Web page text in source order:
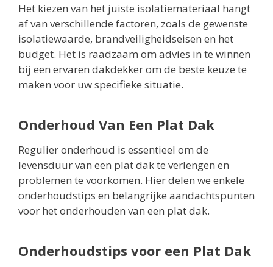
Het kiezen van het juiste isolatiemateriaal hangt
af van verschillende factoren, zoals de gewenste
isolatiewaarde, brandveiligheidseisen en het
budget. Het is raadzaam om advies in te winnen
bij een ervaren dakdekker om de beste keuze te
maken voor uw specifieke situatie.
Onderhoud Van Een Plat Dak
Regulier onderhoud is essentieel om de
levensduur van een plat dak te verlengen en
problemen te voorkomen. Hier delen we enkele
onderhoudstips en belangrijke aandachtspunten
voor het onderhouden van een plat dak.
Onderhoudstips voor een Plat Dak